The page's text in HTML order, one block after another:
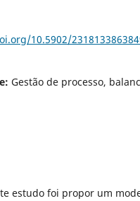
10.5902/
Gestão de processo,
estudo foi propor um